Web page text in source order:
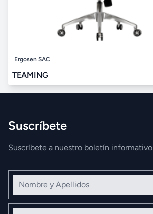
Ergosen SAC
TEAMING
Suscríbete
Suscríbete a nuestro boletín informativo
Nombre y Apellidos
Correo electrónico